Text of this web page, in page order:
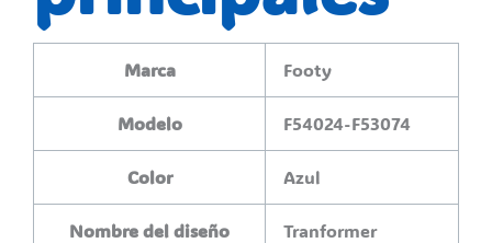
Marca Footy
Modelo F54024-F53074
Color Azul
Nombre del diseño Tranformer